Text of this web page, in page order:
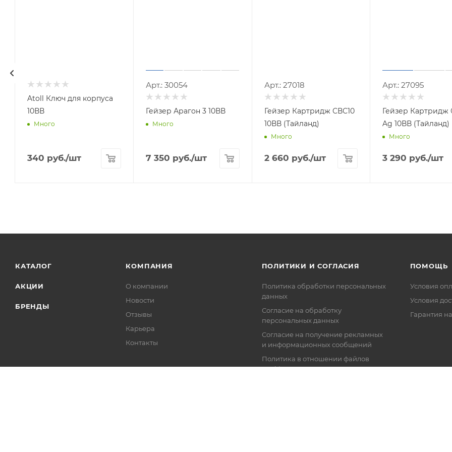
Atoll Ключ для корпуса
10ВВ
Много
340 руб./шт
Гейзер Арагон 3 10ВВ
Много
7 350 руб./шт
Гейзер Картридж СВС10
10ВВ (Тайланд)
Много
2 660 руб./шт
Гейзер Картридж
Ag 10ВВ (Тайланд)
Много
3 290 руб./шт
КАТАЛОГ
АКЦИИ
БРЕНДЫ
КОМПАНИЯ
О компании
Новости
Отзывы
Карьера
Контакты
ПОЛИТИКИ И СОГЛАСИЯ
Политика обработки персональных
данных
Согласие на обработку
персональных данных
Согласие на получение рекламных
и информационных сообщений
Политика в отношении файлов
Cookie
ПОМОЩЬ
Условия
Условия
Гарантия